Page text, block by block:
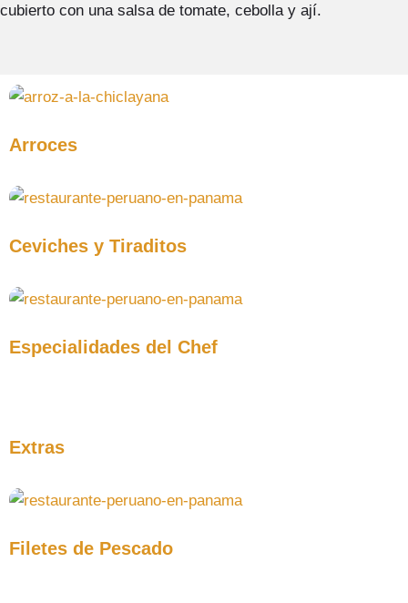
cubierto con una salsa de tomate, cebolla y ají.
Arroces
Ceviches y Tiraditos
Especialidades del Chef
Extras
Filetes de Pescado